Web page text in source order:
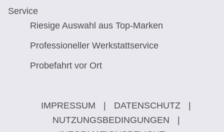
Service
Riesige Auswahl aus Top-Marken
Professioneller Werkstattservice
Probefahrt vor Ort
IMPRESSUM DATENSCHUTZ
NUTZUNGSBEDINGUNGEN